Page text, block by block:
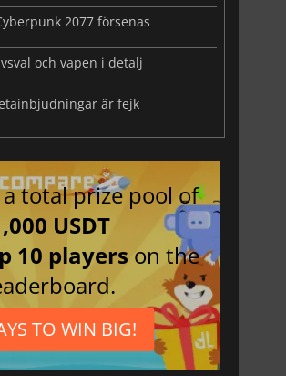
2077 försenas
och vapen i detalj
är fejk
total prize pool of
USDT
10 players on the
TO WIN BIG!